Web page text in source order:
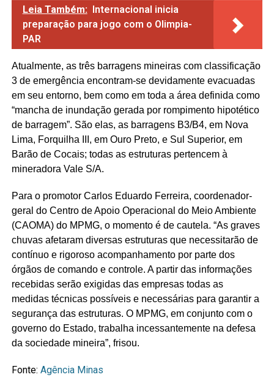
Leia Também: Internacional inicia
preparação para jogo com o Olimpia-
PAR
Atualmente, as três barragens mineiras com classificação
3 de emergência encontram-se devidamente evacuadas
em seu entorno, bem como em toda a área definida como
“mancha de inundação gerada por rompimento hipotético
de barragem”. São elas, as barragens B3/B4, em Nova
Lima, Forquilha III, em Ouro Preto, e Sul Superior, em
Barão de Cocais; todas as estruturas pertencem à
mineradora Vale S/A.
Para o promotor Carlos Eduardo Ferreira, coordenador-
geral do Centro de Apoio Operacional do Meio Ambiente
(CAOMA) do MPMG, o momento é de cautela. “As graves
chuvas afetaram diversas estruturas que necessitarão de
contínuo e rigoroso acompanhamento por parte dos
órgãos de comando e controle. A partir das informações
recebidas serão exigidas das empresas todas as
medidas técnicas possíveis e necessárias para garantir a
segurança das estruturas. O MPMG, em conjunto com o
governo do Estado, trabalha incessantemente na defesa
da sociedade mineira”, frisou.
Fonte: Agência Minas